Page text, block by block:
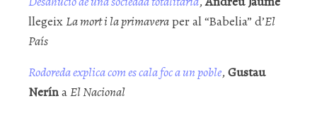
llegeix La mort i la primaveraper al “Babelia” d’El
País
Rodoreda explica com es cala foc a un poble, Gustau
NerínaEl Nacional